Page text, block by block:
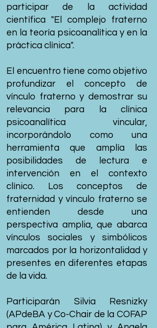
participar de la actividad
científica "El complejo fraterno
en la teoría psicoanalítica y en la
práctica clínica".
El encuentro tiene como objetivo
profundizar el concepto de
vínculo fraterno y demostrar su
relevancia para la clínica
psicoanalítica vincular,
incorporándolo como una
herramienta que amplía las
posibilidades de lectura e
intervención en el contexto
clínico. Los conceptos de
fraternidad y vínculo fraterno se
entienden desde una
perspectiva amplia, que abarca
vínculos sociales y simbólicos
marcados por la horizontalidad y
presentes en diferentes etapas
de la vida.
Participarán Silvia Resnizky
(APdeBA y Co-Chair de la COFAP